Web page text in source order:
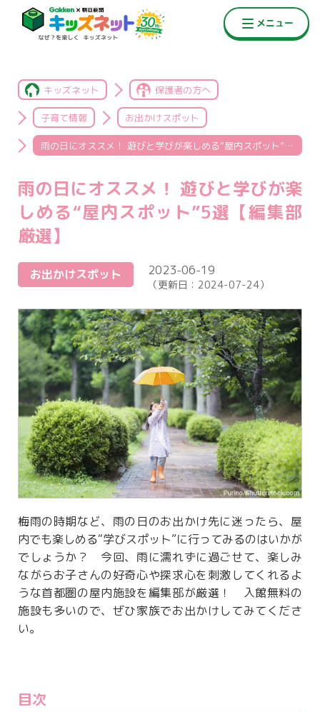
キッズネット 保護者の方へ
子育て情報 お出かけスポット
雨の日にオススメ！ 遊びと学びが楽しめる“屋内スポット”5選【編集部厳選】
雨の日にオススメ！ 遊びと学びが楽
しめる“屋内スポット”5選【編集部
厳選】
お出かけスポット 2023-06-19
（更新日： 2024-07-24）
梅雨の時期など、雨の日のお出かけ先に迷ったら、屋
内でも楽しめる“学びスポット”に行ってみるのはいかが
でしょうか？ 今回、雨に濡れずに過ごせて、楽しみ
ながらお子さんの好奇心や探求心を刺激してくれるよ
うな首都圏の屋内施設を編集部が厳選！ 入館無料の
施設も多いので、ぜひ家族でお出かけしてみてくださ
い。
目次